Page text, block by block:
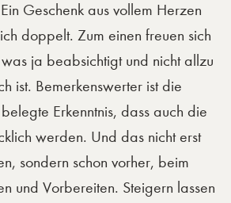
Geschenk aus vollem Herzen
doppelt. Zum einen freuen sich
ja beabsichtigt und nicht allzu
ist. Bemerkenswerter ist die
Erkenntnis, dass auch die
werden. Und das nicht erst
sondern schon vorher, beim
und Vorbereiten. Steigern lassen